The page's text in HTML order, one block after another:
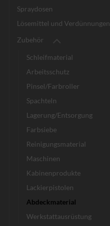
Spraydosen
Lösemittel und Verdünnungen
Zubehör
Schleifmaterial
Arbeitsschutz
Pinsel/Farbroller
Spachteln
Lagerung/Entsorgung
Farbsiebe
Reinigungsmaterial
Maschinen
Kabinenprodukte
Lackierpistolen
Abdeckmaterial
Werkstattausrüstung